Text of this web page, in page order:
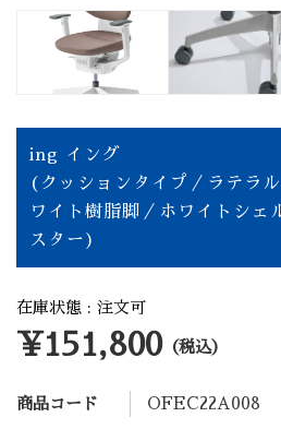
ing イング
(クッションタイプ／ラテラ
ワイト樹脂脚／ホワイトシェ
スター)
在庫状態 : 注文可
¥151,800（税込）
商品コード OFEC22A008